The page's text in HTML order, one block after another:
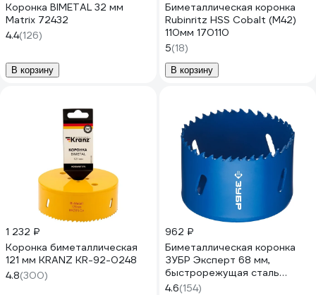
Коронка BIMETAL 32 мм
Matrix 72432
4.4(126)
В корзину
Биметаллическая коронка
Rubinritz HSS Cobalt (M42)
110мм 170110
5(18)
В корзину
1 232 ₽
Коронка биметаллическая
121 мм KRANZ KR-92-0248
4.8(300)
962 ₽
Биметаллическая коронка
ЗУБР Эксперт 68 мм,
быстрорежущая сталь
29531-068_z01
4.6(154)